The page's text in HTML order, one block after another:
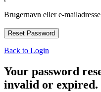
Brugernavn eller e-mailadresse
Back to Login
Your password
invalid or expired.